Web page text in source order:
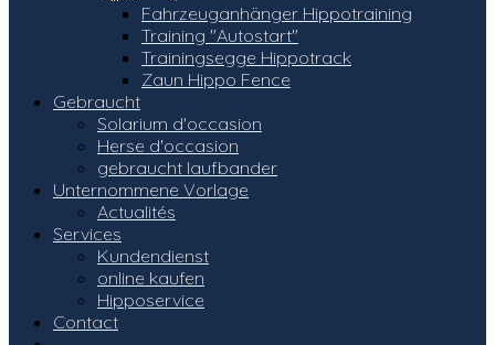
Fahrzeuganhänger Hippotraining
Training "Autostart"
Trainingsegge Hippotrack
Zaun Hippo Fence
Gebraucht
Solarium d'occasion
Herse d'occasion
gebraucht laufbander
Unternommene Vorlage
Actualités
Services
Kundendienst
online kaufen
Hipposervice
Contact